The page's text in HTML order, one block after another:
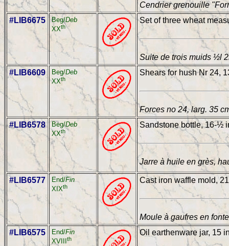
Cendrier grenouille
#LIB6675
Beg/Deb
XXth
Set of three wheat
Suite de trois muids ½l
#LIB6609
Beg/Deb
XXth
Shears for hush Nr 24,
Forces no 24, larg. 35
#LIB6578
Beg/Deb
XXth
Sandstone bottle, 16-½
Jarre à huile en grès,
#LIB6577 End/Fin
XIXth
Cast iron waffle mold,
Moule à gaufres en
#LIB6575
End/Fin
XVIII
th
Oil earthenware jar, 15